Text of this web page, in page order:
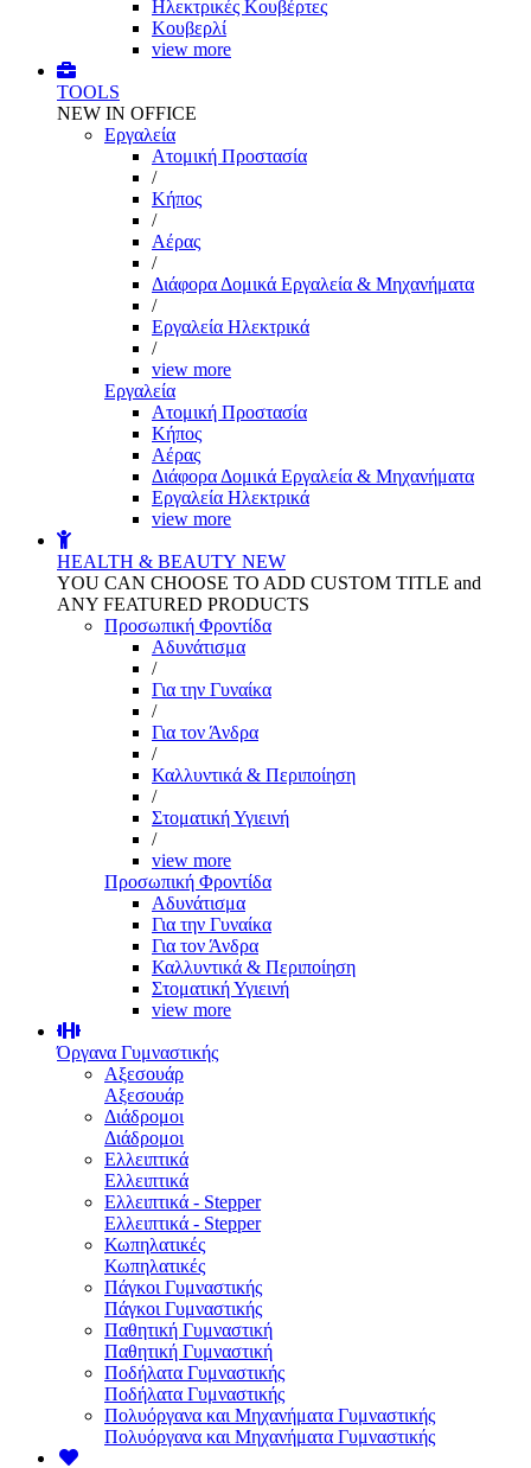
Ηλεκτρικές Κουβέρτες
Κουβερλί
view more
TOOLS
NEW IN OFFICE
Εργαλεία
Aτομική Προστασία
/
Kήπος
/
Αέρας
/
Διάφορα Δομικά Εργαλεία & Μηχανήματα
/
Εργαλεία Ηλεκτρικά
/
view more
Εργαλεία
Aτομική Προστασία
Kήπος
Αέρας
Διάφορα Δομικά Εργαλεία & Μηχανήματα
Εργαλεία Ηλεκτρικά
view more
HEALTH & BEAUTY NEW
YOU CAN CHOOSE TO ADD CUSTOM TITLE and
ANY FEATURED PRODUCTS
Προσωπική Φροντίδα
Αδυνάτισμα
/
Για την Γυναίκα
/
Για τον Άνδρα
/
Καλλυντικά & Περιποίηση
/
Στοματική Υγιεινή
/
view more
Προσωπική Φροντίδα
Αδυνάτισμα
Για την Γυναίκα
Για τον Άνδρα
Καλλυντικά & Περιποίηση
Στοματική Υγιεινή
view more
Όργανα Γυμναστικής
Αξεσουάρ
Αξεσουάρ
Διάδρομοι
Διάδρομοι
Ελλειπτικά
Ελλειπτικά
Ελλειπτικά - Stepper
Ελλειπτικά - Stepper
Κωπηλατικές
Κωπηλατικές
Πάγκοι Γυμναστικής
Πάγκοι Γυμναστικής
Παθητική Γυμναστική
Παθητική Γυμναστική
Ποδήλατα Γυμναστικής
Ποδήλατα Γυμναστικής
Πολυόργανα και Μηχανήματα Γυμναστικής
Πολυόργανα και Μηχανήματα Γυμναστικής